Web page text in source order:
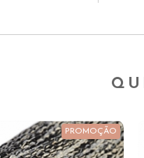
PROMOÇÃO